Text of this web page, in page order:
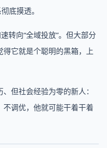
底摸透。
转向“全域投放”。但大部分
它就是个聪明的黑箱，上
但社会经验为零的新人：
调优，他就可能干着干着